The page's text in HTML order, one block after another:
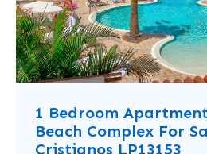
1 Bedroom
Beach Complex For
Cristianos LP13153